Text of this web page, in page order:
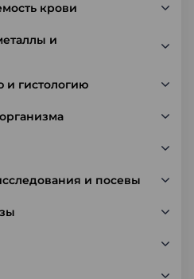
крови
и
и гистологию
и посевы